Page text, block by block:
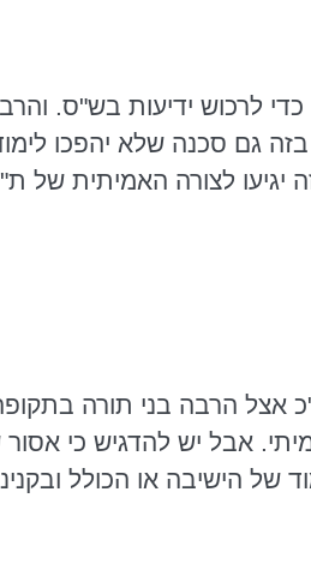
כדי לרכוש ידיעות בש"ס.
גם סכנה שלא יהפכו
יגיעו לצורה האמיתית של
אצל הרבה בני תורה
אבל יש להדגיש כי אסור
הישיבה או הכולל ובקניני